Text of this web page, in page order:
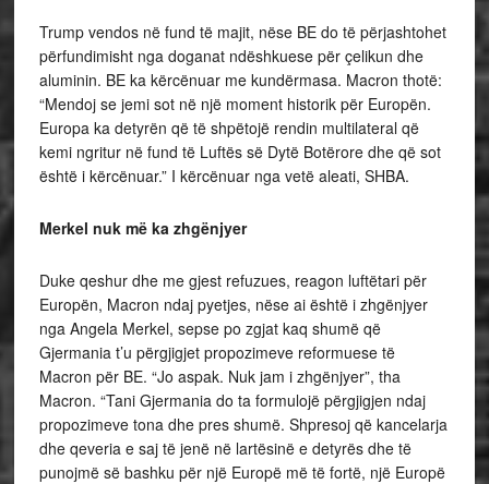
Trump vendos në fund të majit, nëse BE do të përjashtohet
përfundimisht nga doganat ndëshkuese për çelikun dhe
aluminin. BE ka kërcënuar me kundërmasa. Macron thotë:
“Mendoj se jemi sot në një moment historik për Europën.
Europa ka detyrën që të shpëtojë rendin multilateral që
kemi ngritur në fund të Luftës së Dytë Botërore dhe që sot
është i kërcënuar.” I kërcënuar nga vetë aleati, SHBA.
Merkel nuk më ka zhgënjyer
Duke qeshur dhe me gjest refuzues, reagon luftëtari për
Europën, Macron ndaj pyetjes, nëse ai është i zhgënjyer
nga Angela Merkel, sepse po zgjat kaq shumë që
Gjermania t’u përgjigjet propozimeve reformuese të
Macron për BE. “Jo aspak. Nuk jam i zhgënjyer”, tha
Macron. “Tani Gjermania do ta formulojë përgjigjen ndaj
propozimeve tona dhe pres shumë. Shpresoj që kancelarja
dhe qeveria e saj të jenë në lartësinë e detyrës dhe të
punojmë së bashku për një Europë më të fortë, një Europë